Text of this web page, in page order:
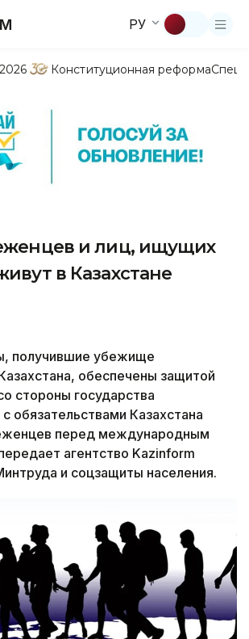
РУ
Конституционная реформа
и лиц, ищущих
в Казахстане
получившие убежище
обеспечены защитой
стороны государства
обязательствами Казахстана
перед международным
агентство Kazinform
и соцзащиты населения.